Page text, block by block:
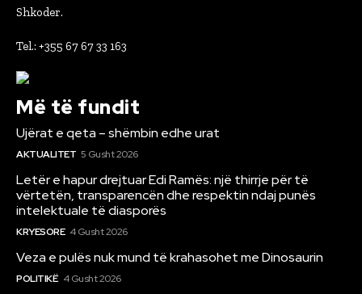
Shkoder.
Tel.: +355 67 67 33 163
Më të fundit
Ujërat e qeta – shëmbin edhe urat
AKTUALITET 5 Gusht 2026
Letër e hapur drejtuar Edi Ramës: një thirrje për të
vërtetën, transparencën dhe respektin ndaj punës
intelektuale të diasporës
KRYESORE 4 Gusht 2026
Veza e pulës nuk mund të krahasohet me Dinosaurin
POLITIKË 4 Gusht 2026